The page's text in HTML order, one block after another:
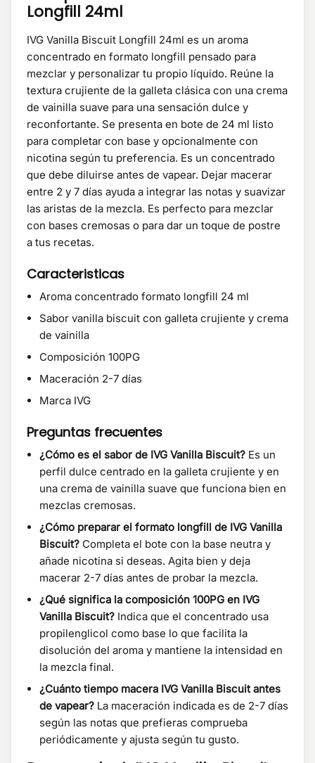
Longfill 24ml
IVG Vanilla Biscuit Longfill 24ml es un aroma
concentrado en formato longfill pensado para
mezclar y personalizar tu propio líquido. Reúne la
textura crujiente de la galleta clásica con una crema
de vainilla suave para una sensación dulce y
reconfortante. Se presenta en bote de 24 ml listo
para completar con base y opcionalmente con
nicotina según tu preferencia. Es un concentrado
que debe diluirse antes de vapear. Dejar macerar
entre 2 y 7 días ayuda a integrar las notas y suavizar
las aristas de la mezcla. Es perfecto para mezclar
con bases cremosas o para dar un toque de postre
a tus recetas.
Caracteristicas
Aroma concentrado formato longfill 24 ml
Sabor vanilla biscuit con galleta crujiente y crema
de vainilla
Composición 100PG
Maceración 2-7 días
Marca IVG
Preguntas frecuentes
¿Cómo es el sabor de IVG Vanilla Biscuit? Es un
perfil dulce centrado en la galleta crujiente y en
una crema de vainilla suave que funciona bien en
mezclas cremosas.
¿Cómo preparar el formato longfill de IVG Vanilla
Biscuit? Completa el bote con la base neutra y
añade nicotina si deseas. Agita bien y deja
macerar 2-7 días antes de probar la mezcla.
¿Qué significa la composición 100PG en IVG
Vanilla Biscuit? Indica que el concentrado usa
propilenglicol como base lo que facilita la
disolución del aroma y mantiene la intensidad en
la mezcla final.
¿Cuánto tiempo macera IVG Vanilla Biscuit antes
de vapear? La maceración indicada es de 2-7 días
según las notas que prefieras comprueba
periódicamente y ajusta según tu gusto.